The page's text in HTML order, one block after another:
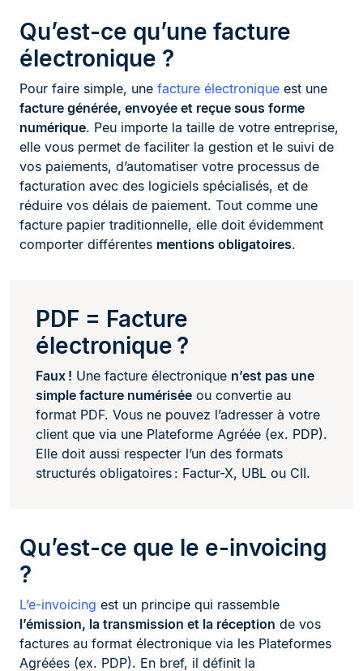
Qu’est-ce qu’une facture
électronique ?
Pour faire simple, une facture électronique est une
facture générée, envoyée et reçue sous forme
numérique. Peu importe la taille de votre entreprise,
elle vous permet de faciliter la gestion et le suivi de
vos paiements, d’automatiser votre processus de
facturation avec des logiciels spécialisés, et de
réduire vos délais de paiement. Tout comme une
facture papier traditionnelle, elle doit évidemment
comporter différentes mentions obligatoires.
PDF = Facture
électronique ?
Faux ! Une facture électronique n’est pas une
simple facture numérisée ou convertie au
format PDF. Vous ne pouvez l’adresser à votre
client que via une Plateforme Agréée (ex. PDP).
Elle doit aussi respecter l’un des formats
structurés obligatoires : Factur-X, UBL ou CII.
Qu’est-ce que le e-invoicing
?
L’e-invoicing est un principe qui rassemble
l’émission, la transmission et la réception de vos
factures au format électronique via les Plateformes
Agréées (ex. PDP). En bref, il définit la